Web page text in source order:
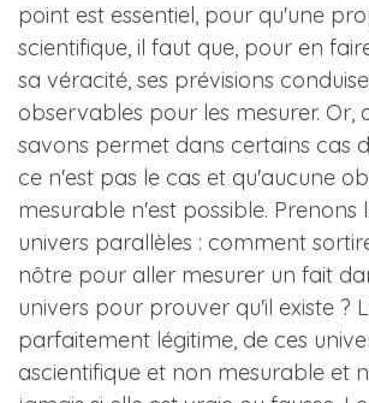
point est essentiel, pour qu'une
scientifique, il faut que, pour en
sa véracité, ses prévisions
observables pour les mesurer. Or,
savons permet dans certains cas
ce n'est pas le cas et qu'aucune
mesurable n'est possible. Prenons
univers parallèles : comment
nôtre pour aller mesurer un fait
univers pour prouver qu'il existe ?
parfaitement légitime, de ces
ascientifique et non mesurable et